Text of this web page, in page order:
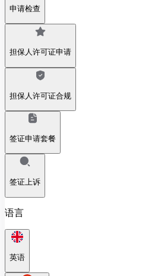
申请检查
担保人许可证申请
担保人许可证合规
签证申请套餐
签证上诉
语言
英语